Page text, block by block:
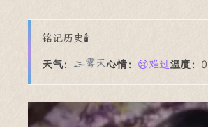
铭记历史🕯️
天气： 🌫️雾天心情： 😢难过温度：